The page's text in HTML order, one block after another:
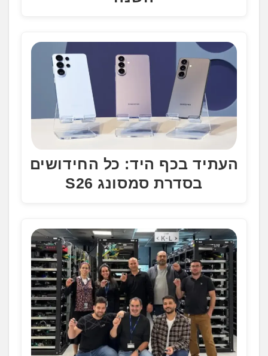
העתיד בכף היד: כל החידושים
בסדרת סמסונג S26